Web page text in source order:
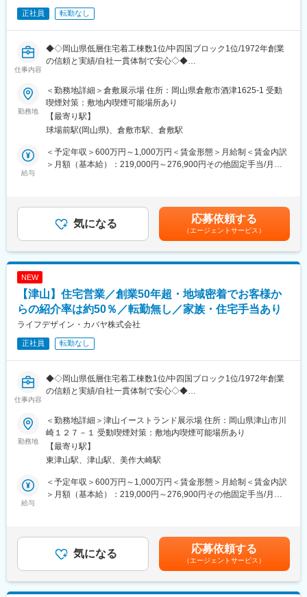
■組織構成：
は＜舶用エンジン、産業機械、テクノサービス＞の3グループで組
織されています。平均39歳で20代の若手も多い組織です。
■おすすめポイント：
・完全週休二日制（土日祝）・年間休日127日
・安定の三井E＆Sグループ・福利厚生充実
・岡山での長期就業が可能
・当社の舶用エンジンは国内シェアトップ
■当社の特徴：
なコンテナ用クレーンなど各種産業用機械を製造しています。
船舶に搭載される大型のディーゼルエンジン分野では国内シェア
トップクラスを誇ります。港湾用コンテナクレーンにおいても国
ざいます。
正社員 転勤なし
仕事内容
◆◇岡山県低層住宅着工棟数1位/中四国ブロック1位/1972年創業
の信頼と実績/自社一貫体制で安心◇◆
■採用背景：
新築住宅事業は当社の事業の中でも一番の売上を占める重要な事
業であり、更なる成長を目指して営業職を増員します。
■この仕事の魅力：
・高性能・高耐震住宅の提案営業
お客様の「理想の暮らし」を叶えるため、当社ならではの高品質
住宅を提案します。
い環境です。
・キャリアアップのチャンス
新築だけでなく、将来的にはリフォームや商品開発にも挑戦可
・ヒアリング
・プラン提案
・土地探し（自社保有の土地あり！）
・資金計画の打ち合わせ
など、家づくりのトータルサポートを行います。
■入社後・キャリアプランについて：
入社後はすぐに展示場に配属いただき即戦力としてご活躍いただ
将来的には新築は勿論、リフォームや商品開発等の業務をご希望
と適正に応じてお任せします。
■当社について：
当社は1972年に誕生をした岡山の優良ハウスメーカーです。岡山
県低層住宅着工棟数９年連続1位、中国ブロック5年連続1位を獲
得。また2024年度、都道府県別低層住宅着工棟数シェア率は
とも、お客様の安心につながっております。
勤務地
＜勤務地詳細＞倉敷展示場 住所：岡山県倉敷市酒津1625-1 受動
喫煙対策：敷地内喫煙可能場所あり
【最寄り駅】
球場前駅(岡山県)、倉敷市駅、倉敷駅
給与
＜予定年収＞600万円～1,000万円＜賃金形態＞月給制＜賃金内訳
＞月額（基本給）：219,000円～276,900円その他固定手当/月：
■インセンティブ有■固定手当は住宅手当、車両手当賃金はあくま
でも目安の金額であり、選考を通じて上下する可能性がありま
す。月給(月額)は固定手当を含めた表記です。
気になる 応募依頼する
（エージェントサービス）
NEW
【津山】住宅営業／創業50年超・地域密着でお客様か
らの紹介率は約50％／転勤無し／家族・住宅手当あり
ライフデザイン・カバヤ株式会社
正社員 転勤なし
仕事内容
◆◇岡山県低層住宅着工棟数1位/中四国ブロック1位/1972年創業
の信頼と実績/自社一貫体制で安心◇◆
■採用背景：
新築住宅事業は当社の事業の中でも一番の売上を占める重要な事
業であり、更なる成長を目指して営業職を増員します。
■この仕事の魅力：
・高性能・高耐震住宅の提案営業
お客様の「理想の暮らし」を叶えるため、当社ならではの高品質
住宅を提案します。
い環境です。
・キャリアアップのチャンス
新築だけでなく、将来的にはリフォームや商品開発にも挑戦可
勤務地
＜勤務地詳細＞津山イーストランド展示場 住所：岡山県津山市川
崎１２７－１ 受動喫煙対策：敷地内喫煙可能場所あり
【最寄り駅】
東津山駅、津山駅、美作大崎駅
給与
＜予定年収＞600万円～1,000万円＜賃金形態＞月給制＜賃金内訳
＞月額（基本給）：219,000円～276,900円その他固定手当/月：
■インセンティブ有■固定手当は住宅手当、車両手当賃金はあくま
でも目安の金額であり、選考を通じて上下する可能性がありま
す。月給(月額)は固定手当を含めた表記です。
気になる 応募依頼する
（エージェントサービス）